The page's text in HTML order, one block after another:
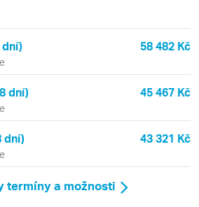
dní) 58 482 Kč
dní) 45 467 Kč
dní) 43 321 Kč
termíny a možnosti